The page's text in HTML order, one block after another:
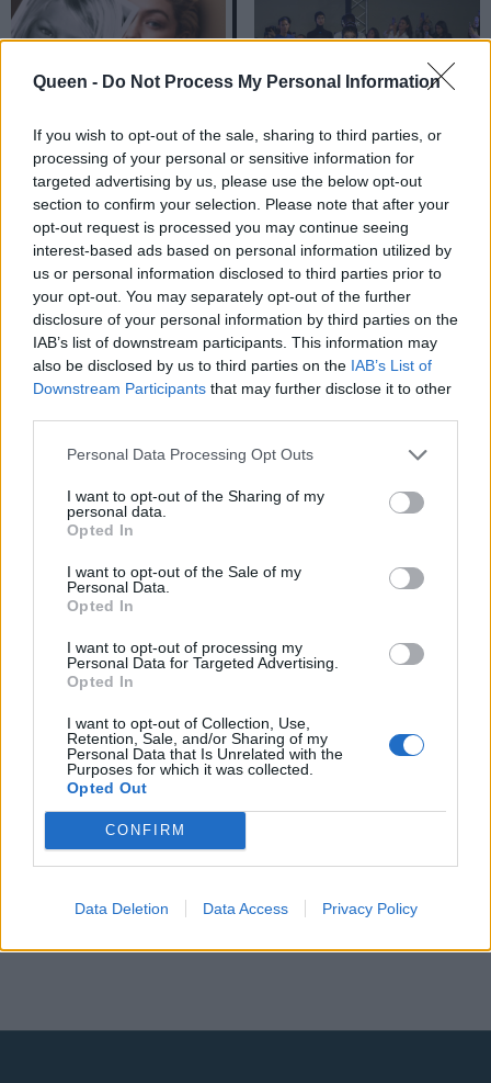
Queen - Do Not Process My Personal Information
If you wish to opt-out of the sale, sharing to third parties, or
processing of your personal or sensitive information for
targeted advertising by us, please use the below opt-out
section to confirm your selection. Please note that after your
opt-out request is processed you may continue seeing
interest-based ads based on personal information utilized by
us or personal information disclosed to third parties prior to
your opt-out. You may separately opt-out of the further
disclosure of your personal information by third parties on the
IAB’s list of downstream participants. This information may
also be disclosed by us to third parties on the IAB’s List of
Downstream Participants that may further disclose it to other
Personal Data Processing Opt Outs
I want to opt-out of the Sharing of my
personal data.
Opted In
I want to opt-out of the Sale of my
Personal Data.
Opted In
I want to opt-out of processing my
Personal Data for Targeted Advertising.
Opted In
I want to opt-out of Collection, Use,
Retention, Sale, and/or Sharing of my
Personal Data that Is Unrelated with the
Purposes for which it was collected.
Opted Out
CONFIRM
Data Deletion Data Access Privacy Policy
Origin Story: Η νέα
καμπάνια της Boss
S/S 23 παρουσιάζει
πώς γίνεται ένα
πραγματικό
«αφεντικό»
Οff-White: O Virgil
Abloh σήμερα θα
γινόταν 42 & το
όραμά του για το
streetwear μένει
ακόμα ζωντανό
Βenetton S/S 23: Μία
συλλογή που
αποδεικνύει πως στη
μόδα «μπορείς να
είσαι τα πάντα»
2023 συλλογή του
οίκου Ganni είναι ένα
«joyride» στην
ανεμελιά του